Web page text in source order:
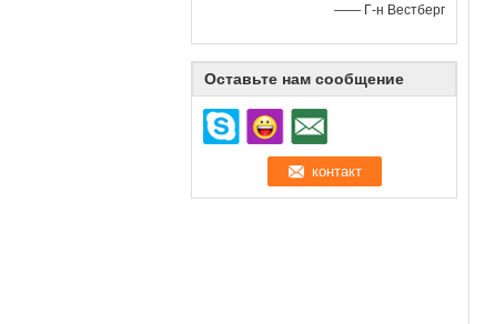
—— Г-н Вестберг
Оставьте нам сообщение